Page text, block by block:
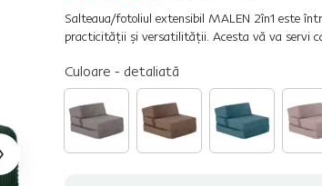
Salteaua/fotoliul extensibil MALEN 2în1 este
practicităţii şi versatilităţii. Acesta vă va servi
Culoare - detaliată